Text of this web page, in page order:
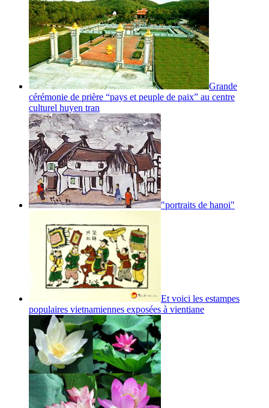
Grande
cérémonie de prière “pays et peuple de paix” au centre
culturel huyen tran
"portraits de hanoi"
Et voici les estampes
populaires vietnamiennes exposées à vientiane